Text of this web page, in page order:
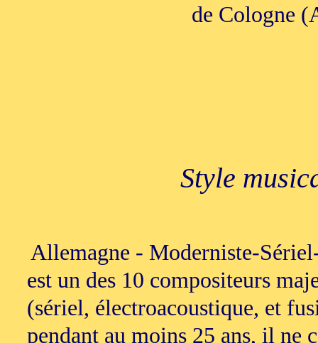
de Cologne
Style
Allemagne - Moderniste-
est un des 10 compositeurs
(sériel, électroacoustique, et
pendant au moins 25 ans, il ne